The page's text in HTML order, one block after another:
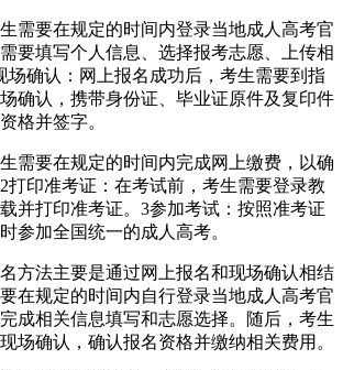
需要在规定的时间内登录当地成人高考官
要填写个人信息、选择报考志愿、上传相
场确认‌：网上报名成功后，考生需要到指
确认，携带身份证、毕业证原件及复印件
格并签字。
需要在规定的时间内完成网上缴费，以确
打印准考证‌：在考试前，考生需要登录教
并打印准考证。‌3‌参加考试‌：按照准考证
参加全国统一的成人高考。
法主要是通过网上报名和现场确认相结
在规定的时间内自行登录当地成人高考官
成相关信息填写和志愿选择。随后，考生
场确认，确认报名资格并缴纳相关费用。